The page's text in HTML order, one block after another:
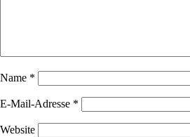
Name *
E-Mail-Adresse *
Website